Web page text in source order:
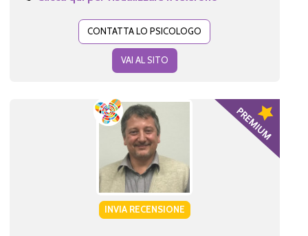
CONTATTA LO PSICOLOGO
VAI AL SITO
INVIA RECENSIONE